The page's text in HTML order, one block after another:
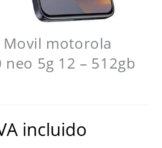
motorola
5g 12 – 512gb
incluido